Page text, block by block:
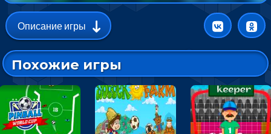
Описание игры
Похожие игры